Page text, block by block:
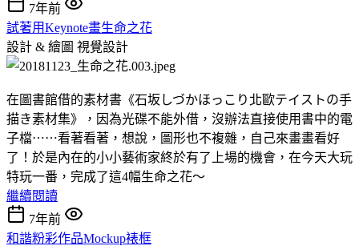
7年前
試著用Keynote畫生命之花
設計 & 繪圖 視覺設計
在圖書館借的素材書《石坂しづかほっこり北歐テイストの手
描き素材集》，因為光碟不能外借，沒辦法直接使用書中的電
子檔⋯⋯看著看著，想說，圖形也不複雜，自己來畫畫看好
了！於是內在的小小藝術家終於有了上場的機會，在今天大玩
特玩一番，完成了這4幅生命之花～
繼續閱讀
7年前
和諧粉彩作品Mockup裱框